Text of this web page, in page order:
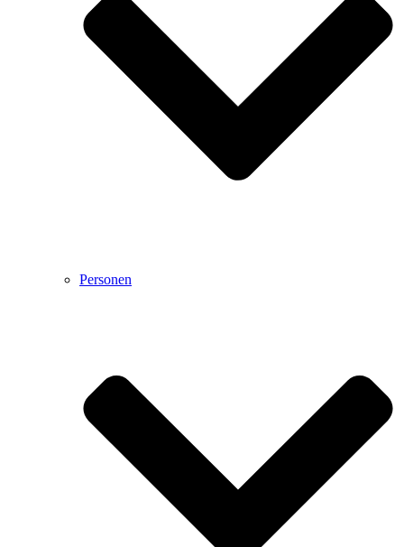
Personen